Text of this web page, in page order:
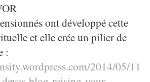
ont développé cette
et elle crée un pilier de
:
2014/05/11